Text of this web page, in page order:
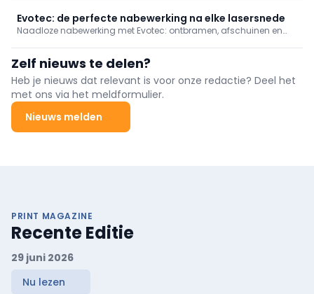
kwaliteit. Compact, verplaatsbaar en met ABB GoFa/Fronius,
ideaal voor variabele MKB‑series.
Evotec: de perfecte nabewerking na elke lasersnede
Naadloze nabewerking met Evotec: ontbramen, afschuinen en
Zelf nieuws te delen?
Heb je nieuws dat relevant is voor onze redactie? Deel het
met ons via het meldformulier.
Nieuws melden
PRINT MAGAZINE
Recente Editie
29 juni 2026
Nu lezen